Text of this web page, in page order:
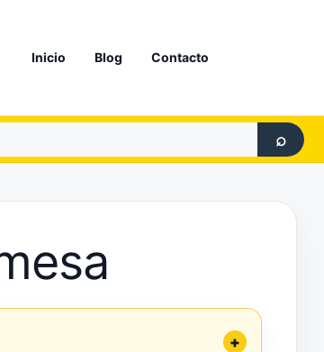
Inicio Blog Contacto
⌕
+